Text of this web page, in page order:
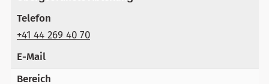
+41 44 269 40 70